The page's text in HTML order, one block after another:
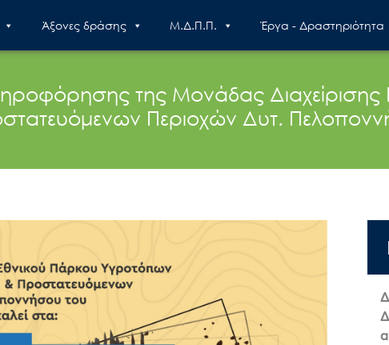
Άξονες δράσης Μ.Δ.Π.Π. Έργα - Δραστηριότητα
της Μονάδας Διαχείρισης
Περιοχών Δυτ.